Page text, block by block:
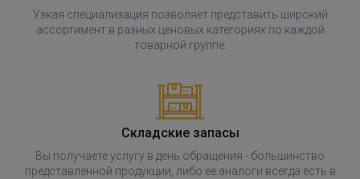
Узкая специализация позволяет представить широкий
ассортимент в разных ценовых категориях по каждой
товарной группе.
Складские запасы
Вы получаете услугу в день обращения - большинство
представленной продукции, либо ее аналоги всегда есть в